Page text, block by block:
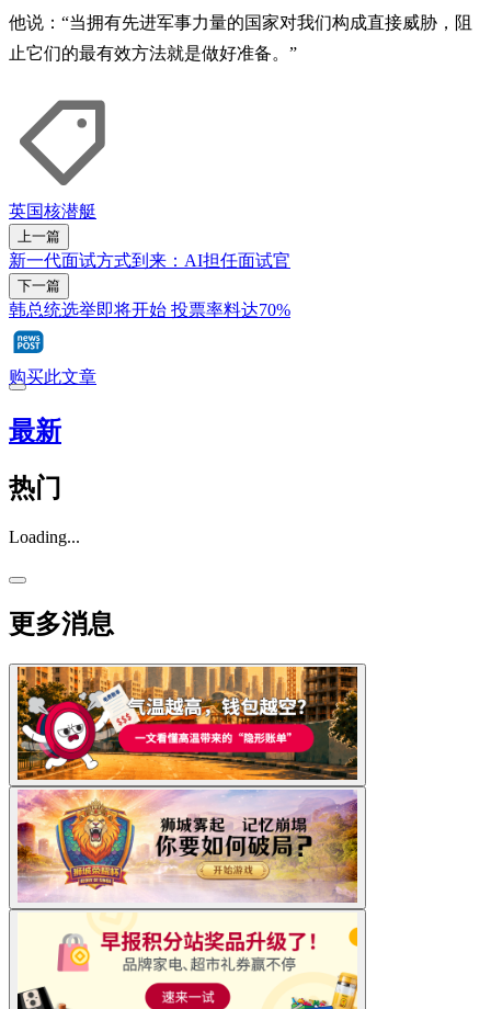
他说：“当拥有先进军事力量的国家对我们构成直接威胁，阻
止它们的最有效方法就是做好准备。”
英国核潜艇
上一篇
新一代面试方式到来：AI担任面试官
下一篇
韩总统选举即将开始 投票率料达70%
购买此文章
最新
热门
Loading...
更多消息